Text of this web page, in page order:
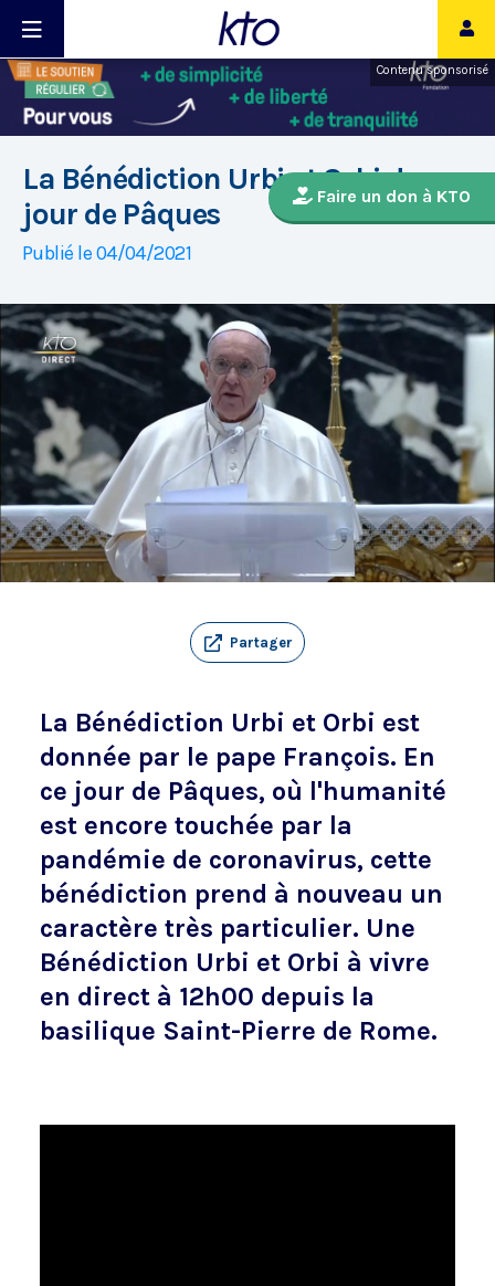
Contenu sponsorisé
Faire un don à KTO
La Bénédiction Urbi et Orbi du
jour de Pâques
Publié le 04/04/2021
Partager
La Bénédiction Urbi et Orbi est
donnée par le pape François. En
ce jour de Pâques, où l'humanité
est encore touchée par la
pandémie de coronavirus, cette
bénédiction prend à nouveau un
caractère très particulier. Une
Bénédiction Urbi et Orbi à vivre
en direct à 12h00 depuis la
basilique Saint-Pierre de Rome.